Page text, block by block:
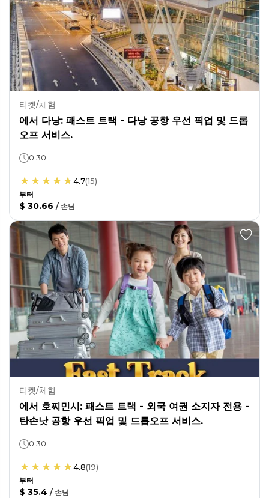
티켓/체험
에서 다낭: 패스트 트랙 - 다낭 공항 우선 픽업 및 드롭
오프 서비스.
0:30
4.7(15)
부터
$ 30.66 / 손님
티켓/체험
에서 호찌민시: 패스트 트랙 - 외국 여권 소지자 전용 -
탄손낫 공항 우선 픽업 및 드롭오프 서비스.
0:30
4.8(19)
부터
$ 35.4 / 손님